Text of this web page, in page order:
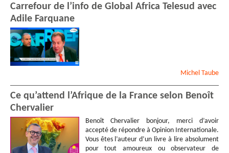
Carrefour de l’info de Global Africa Telesud avec
Adile Farquane
Michel Taube
Ce qu’attend l’Afrique de la France selon Benoît
Chervalier
Benoît Chervalier bonjour, merci d’avoir
accepté de répondre à Opinion Internationale.
Vous êtes l’auteur d’un livre à lire absolument
pour tout amoureux ou observateur de